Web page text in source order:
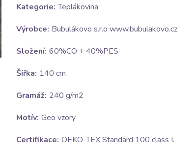
Kategorie: Teplákovina
Výrobce: Bubulákovo s.r.o www.bubulakovo.cz
Složení: 60%CO + 40%PES
Šířka: 140 cm
Gramáž: 240 g/m2
Motív: Geo vzory
Certifikace: OEKO-TEX Standard 100 class I.